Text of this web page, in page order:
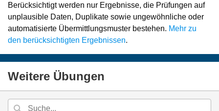
Berücksichtigt werden nur Ergebnisse, die Prüfungen auf
unplausible Daten, Duplikate sowie ungewöhnliche oder
automatisierte Übermittlungsmuster bestehen. Mehr zu
den berücksichtigten Ergebnissen.
Weitere Übungen